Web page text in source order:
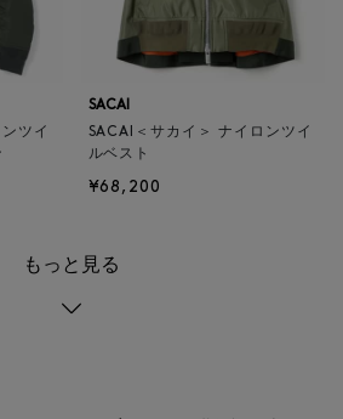
ツイ
SACAI
SACAI＜サカイ＞ ナイロンツイ
ルベスト
¥68,200
もっと見る